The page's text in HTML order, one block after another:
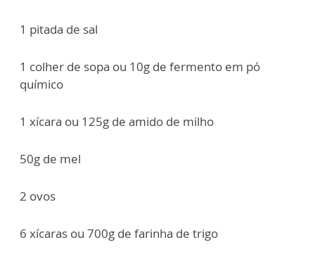
1 pitada de sal
1 colher de sopa ou 10g de fermento em pó
químico
1 xícara ou 125g de amido de milho
50g de mel
2 ovos
6 xícaras ou 700g de farinha de trigo